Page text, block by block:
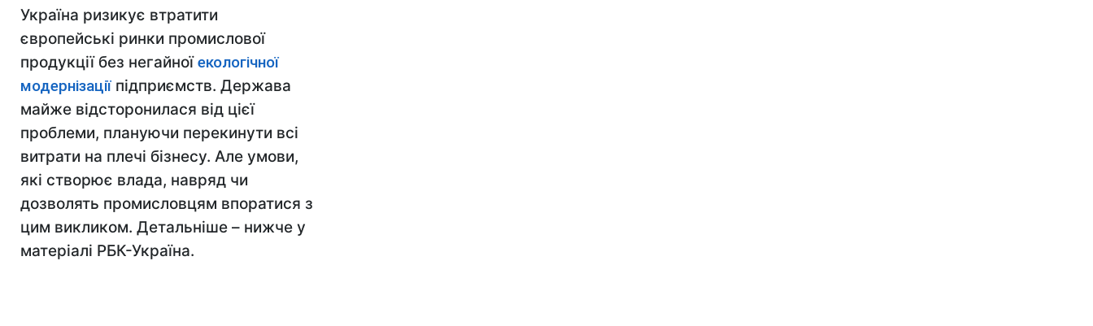
Україна ризикує втратити
європейські ринки промислової
продукції без негайноїекологічної
модернізаціїпідприємств. Держава
майже відсторонилася від цієї
проблеми, плануючи перекинути всі
витрати на плечі бізнесу. Але умови,
які створює влада, навряд чи
дозволять промисловцям впоратися з
цим викликом. Детальніше – нижче у
матеріалі РБК-Україна.